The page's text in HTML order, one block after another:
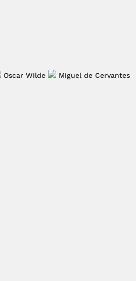
Oscar Wilde Miguel de Cervantes